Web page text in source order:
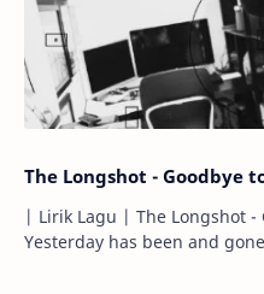
The Longshot - Goodbye
| Lirik Lagu | The Longshot -
Yesterday has been and gone. Kemarin telah